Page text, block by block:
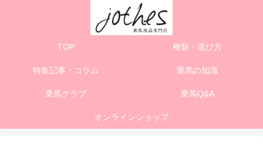
TOP 種類・選び方
特集記事・コラム 乗馬の知識
乗馬クラブ 乗馬Q&A
オンラインショップ